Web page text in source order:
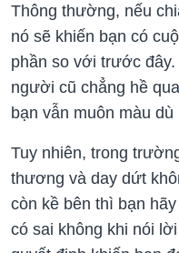
Thông thường, nếu
nó sẽ khiến bạn có
phần so với trước
người cũ chẳng hề
bạn vẫn muôn màu dù
Tuy nhiên, trong
thương và day dứt
còn kề bên thì bạn
có sai không khi nói